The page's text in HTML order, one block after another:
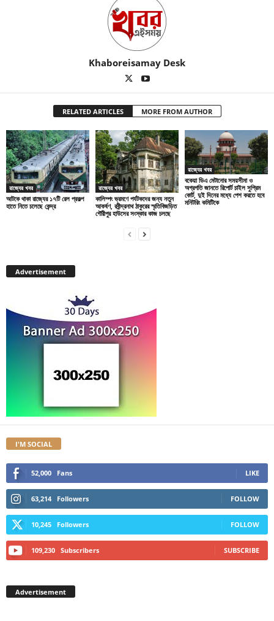
Khaboreisamay Desk
RELATED ARTICLES MORE FROM AUTHOR
রাজ্যের খবর
আটকে থাকা রাজ্যের ১৭টি রেল প্রকল্প
হাতে নিতে চলেছে কেন্দ্র
রাজ্যের খবর
কালিম্পং ভ্রমণে পর্যটকদের জন্য নতুন
আকর্ষণ, রবীন্দ্রনাথ ঠাকুরের স্মৃতিবিজড়িত
গৌরীপুর হাউসের সংস্কার কাজ চলছে
রাজ্যের খবর
বকেয়া ডিএ মেটানোর সময়সীমা ও
অগ্রগতি জানতে রিপোর্ট চাইল সুপ্রিম
কোর্ট, দুই দিনের মধ্যে পেশ করতে হবে
মনিটরিং কমিটিকে
Advertisement
I'M SOCIAL
52,000 Fans LIKE
63,214 Followers FOLLOW
10,245 Followers FOLLOW
109,230 Subscribers SUBSCRIBE
Advertisement